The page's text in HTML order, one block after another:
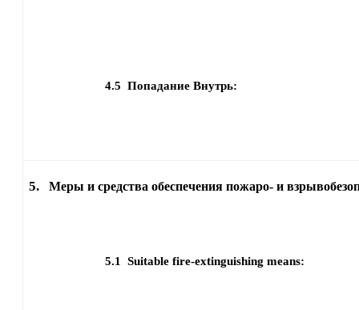
4.5 Попадание Внутрь:
5. Меры и средства обеспечения пожаро- и
5.1 Suitable fire-extinguishing means: